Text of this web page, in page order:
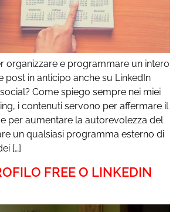
organizzare e programmare un intero
post in anticipo anche su LinkedIn
Come spiego sempre nei miei
i contenuti servono per affermare il
per aumentare la autorevolezza del
un qualsiasi programma esterno di
[…]
FREE O LINKEDIN